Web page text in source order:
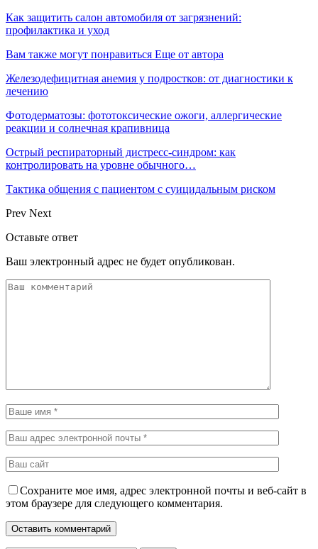
Как защитить салон автомобиля от загрязнений:
профилактика и уход
Вам также могут понравиться Еще от автора
Железодефицитная анемия у подростков: от диагностики к
лечению
Фотодерматозы: фототоксические ожоги, аллергические
реакции и солнечная крапивница
Острый респираторный дистресс-синдром: как
контролировать на уровне обычного…
Тактика общения с пациентом с суицидальным риском
Prev Next
Оставьте ответ
Ваш электронный адрес не будет опубликован.
Сохраните мое имя, адрес электронной почты и веб-сайт в
этом браузере для следующего комментария.